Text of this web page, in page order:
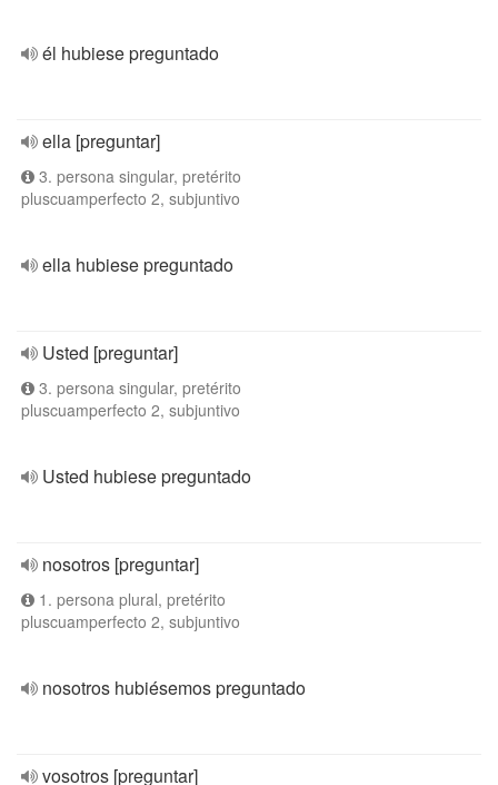
él hubiese preguntado
ella [preguntar]
3. persona singular, pretérito
pluscuamperfecto 2, subjuntivo
ella hubiese preguntado
Usted [preguntar]
3. persona singular, pretérito
pluscuamperfecto 2, subjuntivo
Usted hubiese preguntado
nosotros [preguntar]
1. persona plural, pretérito
pluscuamperfecto 2, subjuntivo
nosotros hubiésemos preguntado
vosotros [preguntar]